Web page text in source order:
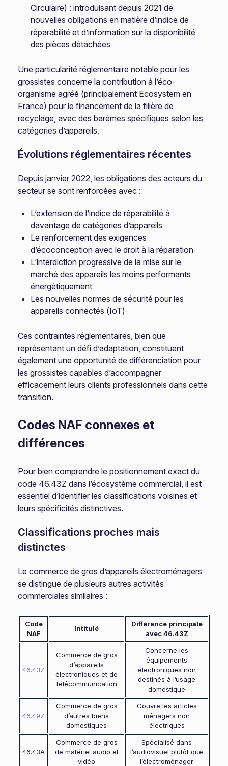
Circulaire) : introduisant depuis 2021 de
nouvelles obligations en matière d’indice de
réparabilité et d’information sur la disponibilité
des pièces détachées
Une particularité réglementaire notable pour les
grossistes concerne la contribution à l’éco-
organisme agréé (principalement Ecosystem en
France) pour le financement de la filière de
recyclage, avec des barèmes spécifiques selon les
catégories d’appareils.
Évolutions réglementaires récentes
Depuis janvier 2022, les obligations des acteurs du
secteur se sont renforcées avec :
L’extension de l’indice de réparabilité à
davantage de catégories d’appareils
Le renforcement des exigences
d’écoconception avec le droit à la réparation
L’interdiction progressive de la mise sur le
marché des appareils les moins performants
énergétiquement
Les nouvelles normes de sécurité pour les
appareils connectés (IoT)
Ces contraintes réglementaires, bien que
représentant un défi d’adaptation, constituent
également une opportunité de différenciation pour
les grossistes capables d’accompagner
efficacement leurs clients professionnels dans cette
transition.
Codes NAF connexes et
différences
Pour bien comprendre le positionnement exact du
code 46.43Z dans l’écosystème commercial, il est
essentiel d’identifier les classifications voisines et
leurs spécificités distinctives.
Classifications proches mais
distinctes
Le commerce de gros d’appareils électroménagers
se distingue de plusieurs autres activités
commerciales similaires :
Code
NAF
Intitulé
Différence principale
avec 46.43Z
46.43Z
Commerce de gros
d’appareils
électroniques et de
télécommunication
Concerne les
équipements
électroniques non
destinés à l’usage
domestique
46.49Z
Commerce de gros
d’autres biens
domestiques
Couvre les articles
ménagers non
électriques
46.43A
Commerce de gros
de matériel audio et
vidéo
Spécialisé dans
l’audiovisuel plutôt que
l’électroménager